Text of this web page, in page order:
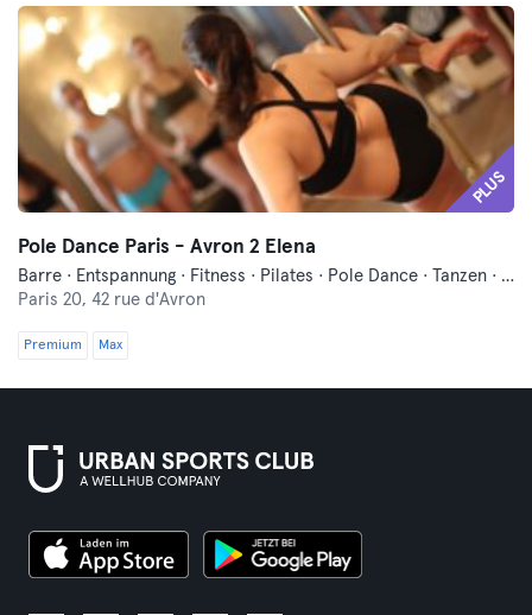
PLUS
Pole Dance Paris - Avron 2 Elena
Barre · Entspannung · Fitness · Pilates · Pole Dance · Tanzen · Yoga
Paris 20, 42 rue d'Avron
Premium Max